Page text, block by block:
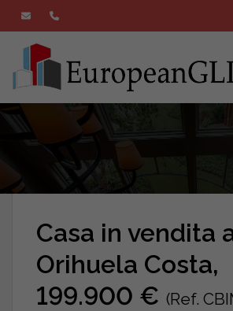
Casa in vendita
Orihuela Costa,
199.900 € (Ref.